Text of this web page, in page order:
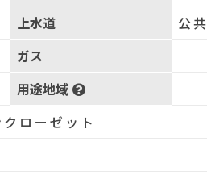
上水道
公共
ガス
用途地域
ローゼット